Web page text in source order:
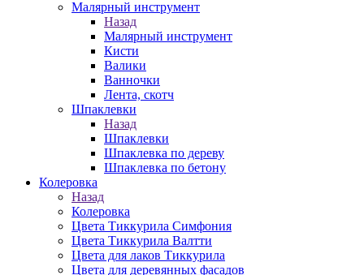
Малярный инструмент
Назад
Малярный инструмент
Кисти
Валики
Ванночки
Лента, скотч
Шпаклевки
Назад
Шпаклевки
Шпаклевка по дереву
Шпаклевка по бетону
Колеровка
Назад
Колеровка
Цвета Тиккурила Симфония
Цвета Тиккурила Валтти
Цвета для лаков Тиккурила
Цвета для деревянных фасадов